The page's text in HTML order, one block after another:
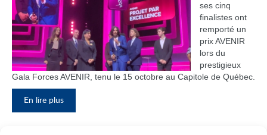
ses cinq
finalistes ont
remporté un
prix AVENIR
lors du
prestigieux
Gala Forces AVENIR, tenu le 15 octobre au Capitole de Québec.
En lire plus